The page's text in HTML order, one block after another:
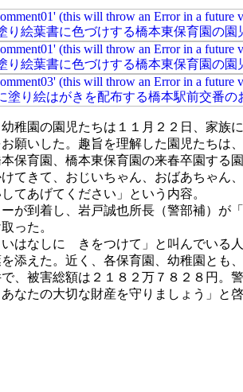
稚園の園児たちは１１月２２日、家族
いした。趣旨を理解した園児たちは
育園、橋本東保育園の来春卒園する
てきて、おじいちゃん、おばあちゃ
てあげてください」という内容。
が到着し、岩戸誠也所長（警部補）が
った。
はなしに きをつけて」と叫んでいる
えた。近く、各保育園、幼稚園とも
被害総額は２１８２万７８２８円。
なたの大切な財産を守りましょう」と啓